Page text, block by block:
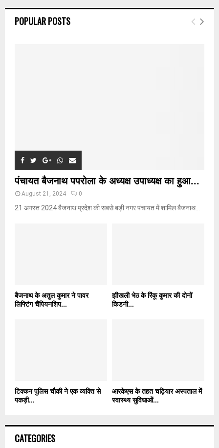
h
E
POPULAR POSTS
पंचायत बैजनाथ पपरोला के अध्यक्ष उपाध्यक्ष का हुआ...
August 21, 2024 0
21 अगस्त 2024 बैजनाथ प्रदेश की सबसे बड़ी नगर पंचायत में शामिल बैजनाथ...
बैजनाथ के अतुल कुमार ने पावर
लिफ्टिंग चैंपियनशिप...
झीखली भेठ के रिंकू कुमार की दोनों
किडनी...
टिक्कन पुलिस चौकी ने एक व्यक्ति से
पकड़ी...
आरकेएस के तहत चढ़ियार अस्पताल में
स्वास्थ्य सुविधाओं...
CATEGORIES